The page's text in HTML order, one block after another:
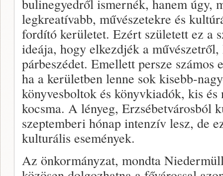
bulinegyedről ismernék, hanem úgy,
legkreatívabb, művészetekre és
fordító kerületet. Ezért született ez a
ideája, hogy elkezdjék a
párbeszédet. Emellett persze számos
ha a kerületben lenne sok kisebb-
könyvesboltok és könyvkiadók, kis és
kocsma. A lényeg, Erzsébetvárosból
szeptemberi hónap intenzív lesz, de
kulturális események.
Az önkormányzat, mondta